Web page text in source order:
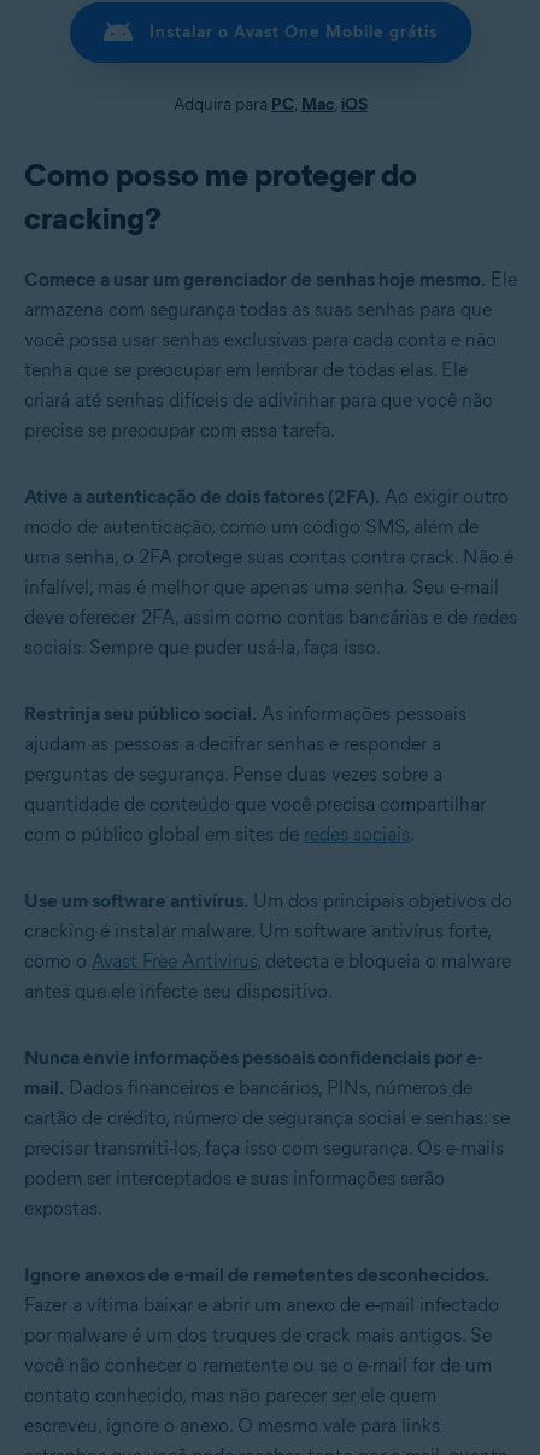
Instalar o Avast One Mobile grátis
Adquira para PC, Mac, iOS
Como posso me proteger do
cracking?
Comece a usar um gerenciador de senhas hoje mesmo. Ele
armazena com segurança todas as suas senhas para que
você possa usar senhas exclusivas para cada conta e não
tenha que se preocupar em lembrar de todas elas. Ele
criará até senhas difíceis de adivinhar para que você não
precise se preocupar com essa tarefa.
Ative a autenticação de dois fatores (2FA). Ao exigir outro
modo de autenticação, como um código SMS, além de
uma senha, o 2FA protege suas contas contra crack. Não é
infalível, mas é melhor que apenas uma senha. Seu e-mail
deve oferecer 2FA, assim como contas bancárias e de redes
sociais. Sempre que puder usá-la, faça isso.
Restrinja seu público social. As informações pessoais
ajudam as pessoas a decifrar senhas e responder a
perguntas de segurança. Pense duas vezes sobre a
quantidade de conteúdo que você precisa compartilhar
com o público global em sites de redes sociais.
Use um software antivírus. Um dos principais objetivos do
cracking é instalar malware. Um software antivírus forte,
como o Avast Free Antivirus, detecta e bloqueia o malware
antes que ele infecte seu dispositivo.
Nunca envie informações pessoais confidenciais por e-
mail. Dados financeiros e bancários, PINs, números de
cartão de crédito, número de segurança social e senhas: se
precisar transmiti-los, faça isso com segurança. Os e-mails
podem ser interceptados e suas informações serão
expostas.
Ignore anexos de e-mail de remetentes desconhecidos.
Fazer a vítima baixar e abrir um anexo de e-mail infectado
por malware é um dos truques de crack mais antigos. Se
você não conhecer o remetente ou se o e-mail for de um
contato conhecido, mas não parecer ser ele quem
escreveu, ignore o anexo. O mesmo vale para links